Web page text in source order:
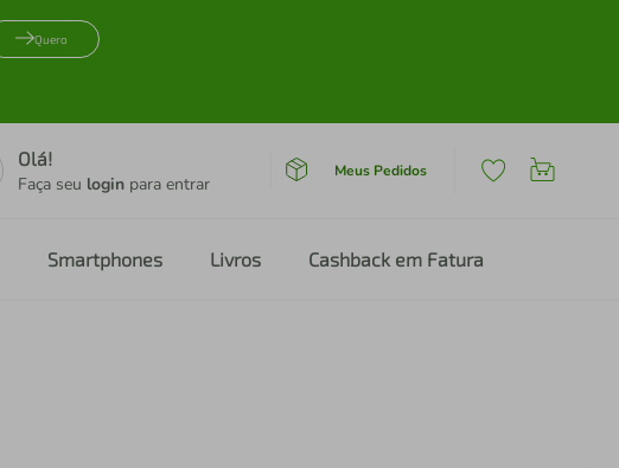
Quero
Olá!
Faça seu login para entrar
Meus Pedidos
Smartphones Livros Cashback em Fatura